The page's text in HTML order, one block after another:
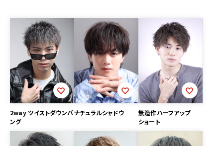
2way ツイストダウンバ
ング
ナチュラルシャドウ
無造作ハーフアップ
ショート